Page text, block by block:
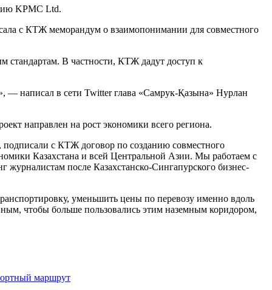
KPMC Ltd.
с КТЖ меморандум о взаимопонимании для совместного
стандартам. В частности, КТЖ дадут доступ к
— написал в сети Twitter глава «Самрук-Қазына» Нурлан
направлен на рост экономики всего региона.
с КТЖ договор по созданию совместного
Казахстана и всей Центральной Азии. Мы работаем с
после Казахстанско-Сингапурского бизнес-
уменьшить цены по перевозу именно вдоль
чтобы больше пользовались этим наземным коридором,
маршрут